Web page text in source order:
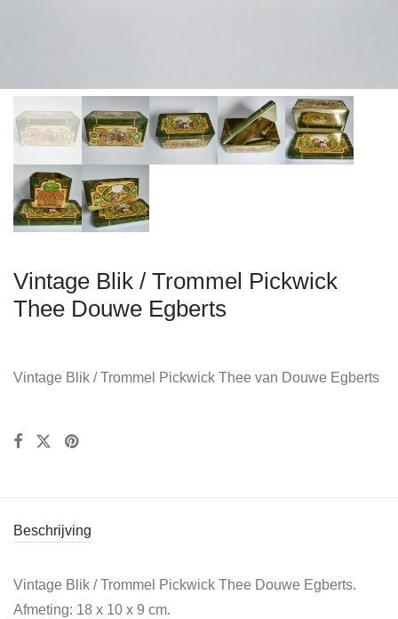
Vintage Blik / Trommel Pickwick
Thee Douwe Egberts
Vintage Blik / Trommel Pickwick Thee van Douwe Egberts
Beschrijving
Vintage Blik / Trommel Pickwick Thee Douwe Egberts.
Afmeting: 18 x 10 x 9 cm.